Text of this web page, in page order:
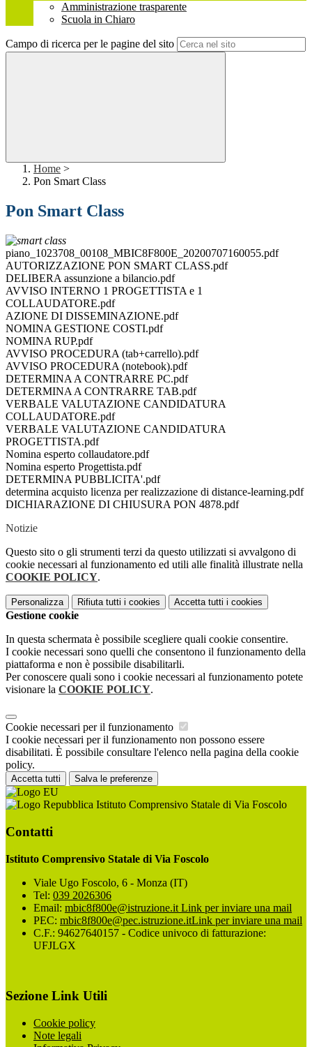
Amministrazione trasparente
Scuola in Chiaro
Campo di ricerca per le pagine del sito
Home >
Pon Smart Class
Pon Smart Class
piano_1023708_00108_MBIC8F800E_20200707160055.pdf
AUTORIZZAZIONE PON SMART CLASS.pdf
DELIBERA assunzione a bilancio.pdf
AVVISO INTERNO 1 PROGETTISTA e 1
COLLAUDATORE.pdf
AZIONE DI DISSEMINAZIONE.pdf
NOMINA GESTIONE COSTI.pdf
NOMINA RUP.pdf
AVVISO PROCEDURA (tab+carrello).pdf
AVVISO PROCEDURA (notebook).pdf
DETERMINA A CONTRARRE PC.pdf
DETERMINA A CONTRARRE TAB.pdf
VERBALE VALUTAZIONE CANDIDATURA
COLLAUDATORE.pdf
VERBALE VALUTAZIONE CANDIDATURA
PROGETTISTA.pdf
Nomina esperto collaudatore.pdf
Nomina esperto Progettista.pdf
DETERMINA PUBBLICITA'.pdf
determina acquisto licenza per realizzazione di distance-learning.pdf
DICHIARAZIONE DI CHIUSURA PON 4878.pdf
Notizie
Questo sito o gli strumenti terzi da questo utilizzati si avvalgono di
cookie necessari al funzionamento ed utili alle finalità illustrate nella
COOKIE POLICY.
Personalizza Rifiuta tutti i cookies Accetta tutti i cookies
Gestione cookie
In questa schermata è possibile scegliere quali cookie consentire.
I cookie necessari sono quelli che consentono il funzionamento della
piattaforma e non è possibile disabilitarli.
Per conoscere quali sono i cookie necessari al funzionamento potete
visionare la COOKIE POLICY.
Cookie necessari per il funzionamento
I cookie necessari per il funzionamento non possono essere
disabilitati. È possibile consultare l'elenco nella pagina della cookie
policy.
Accetta tutti Salva le preferenze
Istituto Comprensivo Statale di Via Foscolo
Contatti
Istituto Comprensivo Statale di Via Foscolo
Viale Ugo Foscolo, 6 - Monza (IT)
Tel: 039 2026306
Email: mbic8f800e@istruzione.it Link per inviare una mail
PEC: mbic8f800e@pec.istruzione.itLink per inviare una mail
C.F.: 94627640157 - Codice univoco di fatturazione:
UFJLGX
Sezione Link Utili
Cookie policy
Note legali